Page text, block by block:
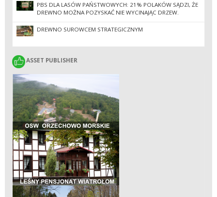
PBS DLA LASÓW PAŃSTWOWYCH: 21% POLAKÓW SĄDZI, ŻE
DREWNO MOŻNA POZYSKAĆ NIE WYCINAJĄC DRZEW.
DREWNO SUROWCEM STRATEGICZNYM
ASSET PUBLISHER
ASSET PUBLISHER